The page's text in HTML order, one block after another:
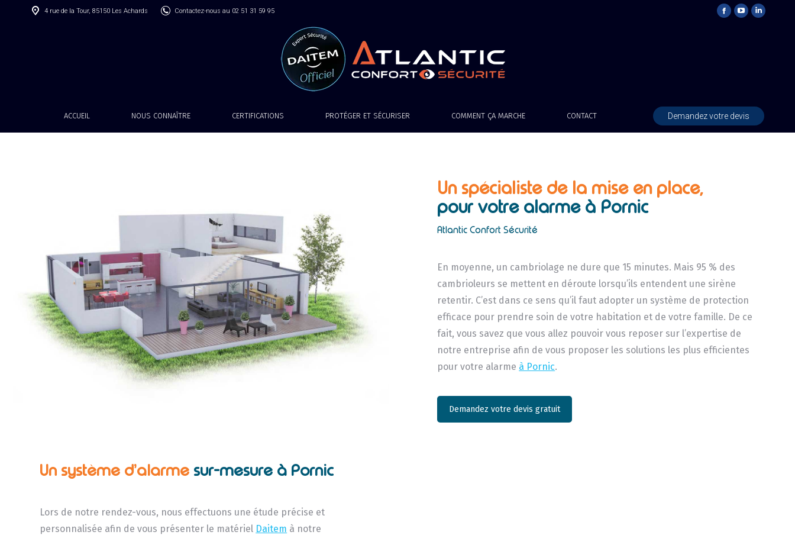
4 rue de la Tour, 85150 Les Achards Contactez-nous au 02 51 31 59 95
ACCUEIL NOUS CONNAÎTRE CERTIFICATIONS PROTÉGER ET SÉCURISER COMMENT ÇA MARCHE CONTACT Demandez votre devis
Un spécialiste de la mise en place,
pour votre alarme à Pornic
Atlantic Confort Sécurité
En moyenne, un cambriolage ne dure que 15 minutes. Mais 95 % des
cambrioleurs se mettent en déroute lorsqu’ils entendent une sirène
retentir. C’est dans ce sens qu’il faut adopter un système de protection
efficace pour prendre soin de votre habitation et de votre famille. De ce
fait, vous savez que vous allez pouvoir vous reposer sur l’expertise de
notre entreprise afin de vous proposer les solutions les plus efficientes
pour votre alarme à Pornic.
Demandez votre devis gratuit
Un système d’alarme sur-mesure à Pornic
Lors de notre rendez-vous, nous effectuons une étude précise et
personnalisée afin de vous présenter le matériel Daitem à notre